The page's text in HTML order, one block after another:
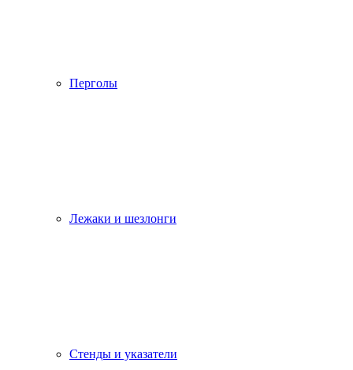
Перголы
Лежаки и шезлонги
Стенды и указатели